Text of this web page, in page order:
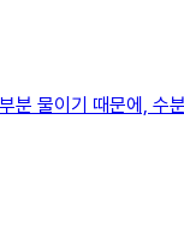
물이기 때문에,